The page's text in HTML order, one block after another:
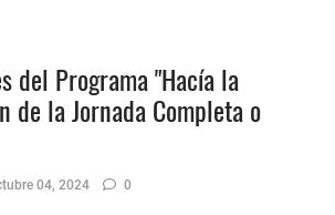
del Programa "Hacía la
de la Jornada Completa o
04, 2024 0